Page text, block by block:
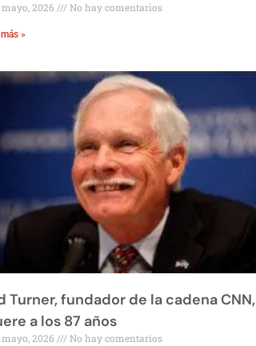
mayo, 2026 No hay comentarios
más »
Turner, fundador de la cadena CNN,
a los 87 años
mayo, 2026 No hay comentarios